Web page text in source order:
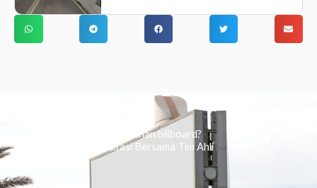
Ingin tahu tentang periklanan billboard?
Kami Berikan Konsultasi Bersama Tim Ahli